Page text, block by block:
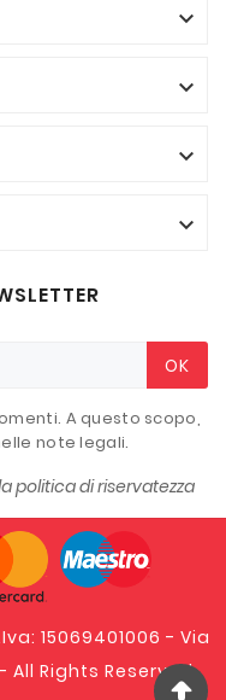




OK
A questo scopo,
note legali.
politica di riservatezza
15069401006 - Via
All Rights Reserved.